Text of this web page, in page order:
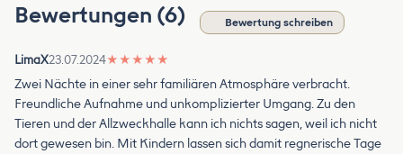
Bewertungen (6) Bewertung schreiben
LimaX23.07.2024★ ★ ★ ★ ★
Zwei Nächte in einer sehr familiären Atmosphäre verbracht.
Freundliche Aufnahme und unkomplizierter Umgang. Zu den
Tieren und der Allzweckhalle kann ich nichts sagen, weil ich nicht
dort gewesen bin. Mit Kindern lassen sich damit regnerische Tage